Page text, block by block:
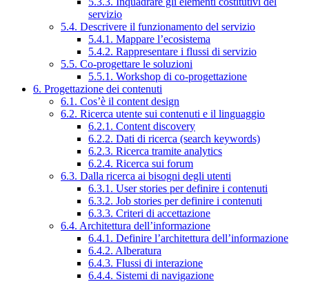
servizio
5.4. Descrivere il funzionamento del servizio
5.4.1. Mappare l’ecosistema
5.4.2. Rappresentare i flussi di servizio
5.5. Co-progettare le soluzioni
5.5.1. Workshop di co-progettazione
6. Progettazione dei contenuti
6.1. Cos’è il content design
6.2. Ricerca utente sui contenuti e il linguaggio
6.2.1. Content discovery
6.2.2. Dati di ricerca (search keywords)
6.2.3. Ricerca tramite analytics
6.2.4. Ricerca sui forum
6.3. Dalla ricerca ai bisogni degli utenti
6.3.1. User stories per definire i contenuti
6.3.2. Job stories per definire i contenuti
6.3.3. Criteri di accettazione
6.4. Architettura dell’informazione
6.4.1. Definire l’architettura dell’informazione
6.4.2. Alberatura
6.4.3. Flussi di interazione
6.4.4. Sistemi di navigazione